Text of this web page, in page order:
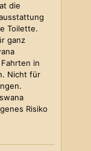
die
Toilette.
ganz
in
Nicht für
Risiko